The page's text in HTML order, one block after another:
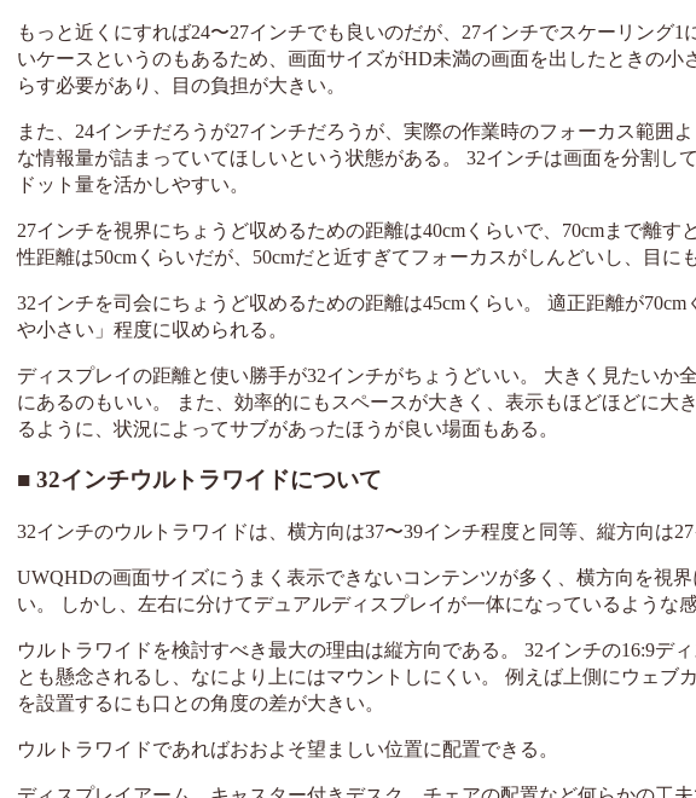
もっと近くにすれば24〜27インチでも良いのだが、27インチでスケーリング
いケースというのもあるため、画面サイズがHD未満の画面を出したときの
らす必要があり、目の負担が大きい。
また、24インチだろうが27インチだろうが、実際の作業時のフォーカス範囲
な情報量が詰まっていてほしいという状態がある。 32インチは画面を分割し
ドット量を活かしやすい。
27インチを視界にちょうど収めるための距離は40cmくらいで、70cmまで離
性距離は50cmくらいだが、50cmだと近すぎてフォーカスがしんどいし、目にも
32インチを司会にちょうど収めるための距離は45cmくらい。 適正距離が
や小さい」程度に収められる。
ディスプレイの距離と使い勝手が32インチがちょうどいい。 大きく見たいか
にあるのもいい。 また、効率的にもスペースが大きく、表示もほどほどに大
るように、状況によってサブがあったほうが良い場面もある。
32インチウルトラワイドについて
32インチのウルトラワイドは、横方向は37〜39インチ程度と同等、縦方向は
UWQHDの画面サイズにうまく表示できないコンテンツが多く、横方向を視
い。 しかし、左右に分けてデュアルディスプレイが一体になっているような
ウルトラワイドを検討すべき最大の理由は縦方向である。 32インチの16:9デ
とも懸念されるし、なにより上にはマウントしにくい。 例えば上側にウェブ
を設置するにも口との角度の差が大きい。
ウルトラワイドであればおおよそ望ましい位置に配置できる。